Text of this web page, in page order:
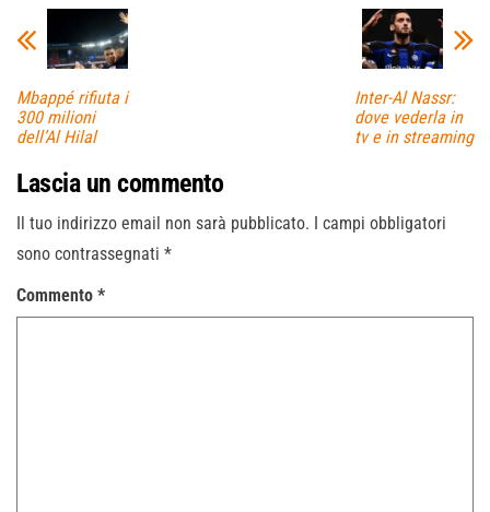
Mbappé rifiuta i
300 milioni
dell’Al Hilal
Inter-Al Nassr:
dove vederla in
tv e in streaming
Lascia un commento
Il tuo indirizzo email non sarà pubblicato.
I campi obbligatori
sono contrassegnati *
Commento *